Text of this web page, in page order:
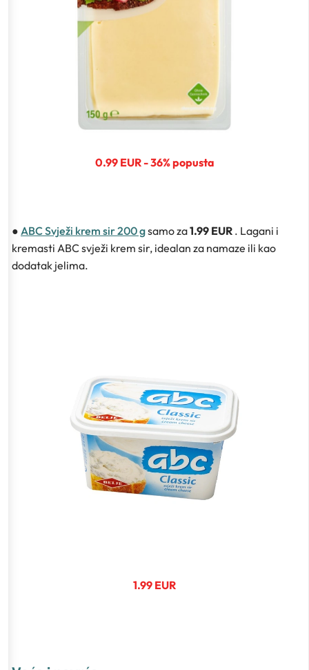
0.99 EUR - 36% popusta
● ABC Svježi krem sir 200 gsamo za1.99 EUR . Lagani i
kremasti ABC svježi krem sir, idealan za namaze ili kao
dodatak jelima.
1.99 EUR